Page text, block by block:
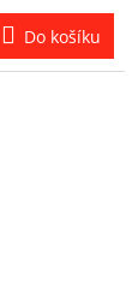
Do košíku